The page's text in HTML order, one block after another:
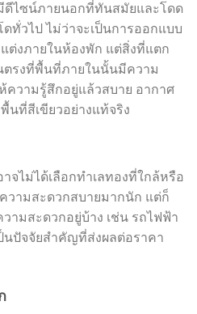
ดีไซน์ภายนอกที่ทันสมัยและโดด
ทั่วไป ไม่ว่าจะเป็นการออกแบบ
ต่งภายในห้องพัก แต่สิ่งที่แตก
ตรงที่พื้นที่ภายในนั้นมีความ
ความรู้สึกอยู่แล้วสบาย อากาศ
นที่สีเขียวอย่างแท้จริง
จไม่ได้เลือกทำเลทองที่ใกล้หรือ
วามสะดวกสบายมากนัก แต่ก็
ามสะดวกอยู่บ้าง เช่น รถไฟฟ้า
นปัจจัยสำคัญที่ส่งผลต่อราคา